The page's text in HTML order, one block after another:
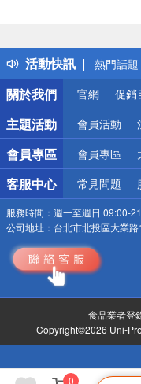
0
活動快訊
得獎公告
熱門話題
銀行優惠
偏遠地區
詐騙網
關於我們
官網 促銷
主題活動 會員活動
會員專區 會員專區
客服中心 常見問題
服務時間： 週一至週日 09:00-
公司地址： 台北市北投區大業
食品業者登
Copyright©2026 Uni-